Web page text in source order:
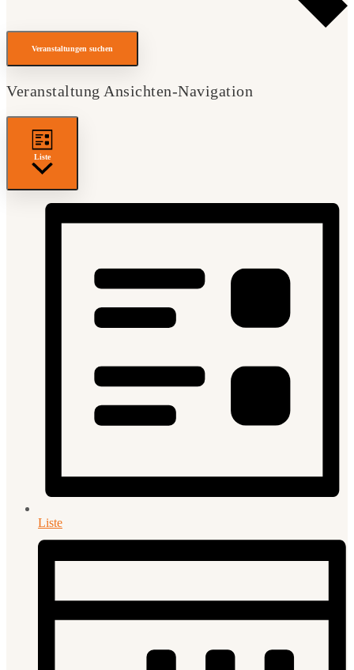
Veranstaltungen suchen
Veranstaltung Ansichten-Navigation
Liste
Liste